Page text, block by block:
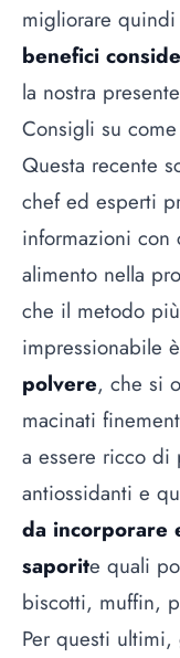
migliorare
benefici
la nostra
Consigli su
Questa recente
chef ed esperti
informazioni con
alimento nella
che il metodo
impressionabile
polvere, che si
macinati
a essere ricco di
antiossidanti e
da incorporare
saporite quali
biscotti, muffin,
Per questi